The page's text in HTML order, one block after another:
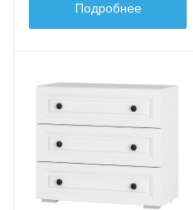
Подробнее